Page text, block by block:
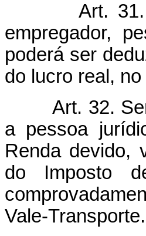
Art.
empregador,
poderá ser
do lucro real,
Art. 32.
a pessoa
Renda devido,
do Imposto
Vale-Transporte.